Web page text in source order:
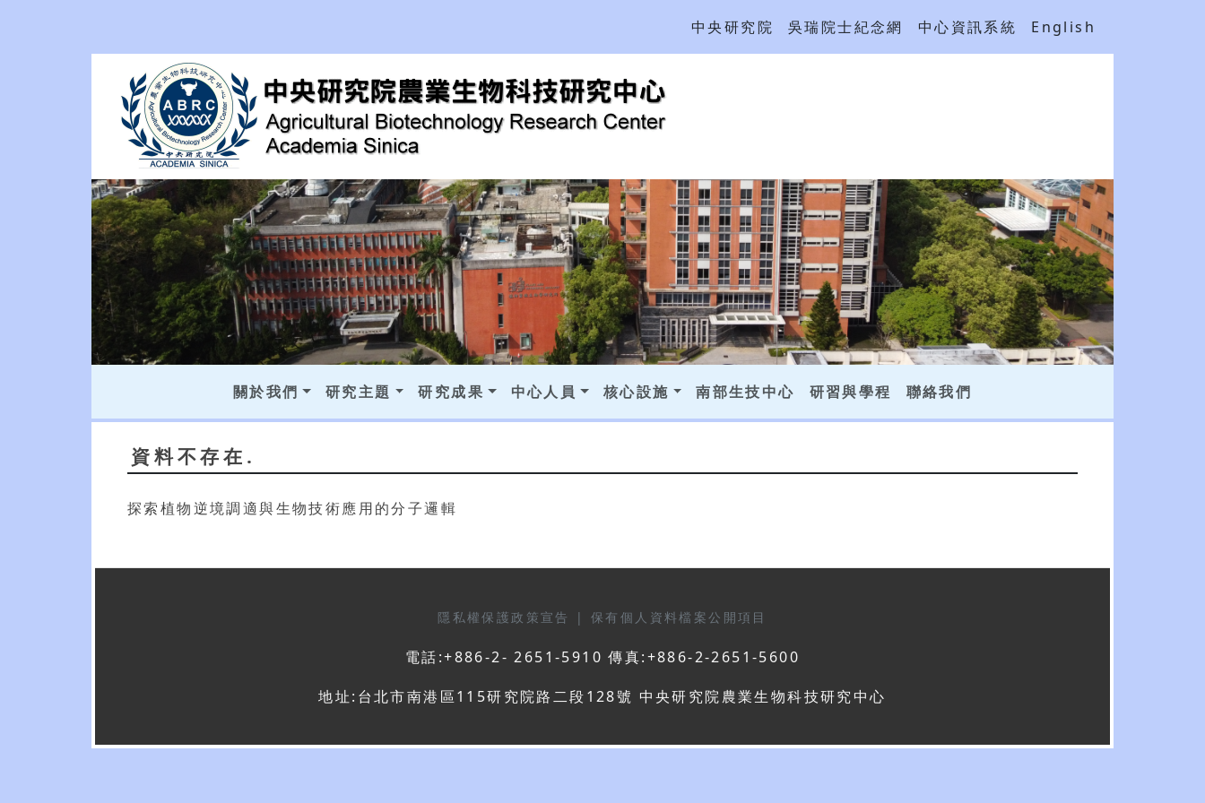
中央研究院 吳瑞院士紀念網 中心資訊系統 English
關於我們 研究主題 研究成果 中心人員 核心設施 南部生技中心 研習與學程 聯絡我們
資料不存在.
探索植物逆境調適與生物技術應用的分子邏輯
隱私權保護政策宣告 | 保有個人資料檔案公開項目
電話:+886-2- 2651-5910 傳真:+886-2-2651-5600
地址:台北市南港區115研究院路二段128號 中央研究院農業生物科技研究中心